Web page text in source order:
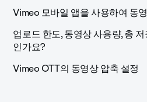
Vimeo 모바일 앱을 사용하여 동
업로드 한도, 동영상 사용량, 총
인가요?
Vimeo OTT의 동영상 압축 설정